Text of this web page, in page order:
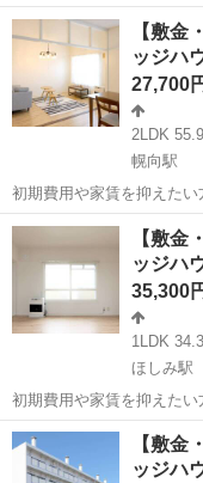
ーレント1ヶ月＋最大3万
鍵交換手数料0円！※契約
がございます。栗山めぐ
北海道 夕張郡 由仁駅
【敷金
ッジハ
27,700
2LDK
幌向駅
初期費用や家賃を抑えた
ーレント1ヶ月＋最大3万
鍵交換手数料0円！※契約
がございます。幌向保育
北海道 岩見沢市 幌
【敷金
ッジハ
35,300
1LDK
ほしみ駅
初期費用や家賃を抑えた
人・個人に関わらず、さ
礼金・更新料・鍵交換手
預かりする場合がござい
北海道 小樽市 ほし
【敷金
ッジハ